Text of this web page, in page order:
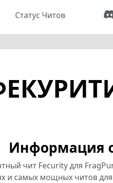
Статус Читов
Информация
чит Fecurity для
и самых мощных читов